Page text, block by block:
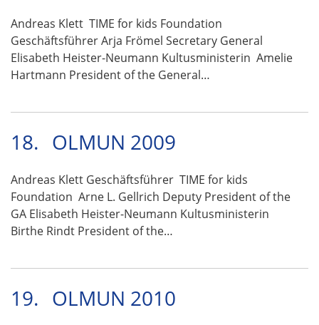
Andreas Klett TIME for kids Foundation
Geschäftsführer Arja Frömel Secretary General
Elisabeth Heister-Neumann Kultusministerin Amelie
Hartmann President of the General…
18. OLMUN 2009
Andreas Klett Geschäftsführer TIME for kids
Foundation Arne L. Gellrich Deputy President of the
GA Elisabeth Heister-Neumann Kultusministerin
Birthe Rindt President of the…
19. OLMUN 2010